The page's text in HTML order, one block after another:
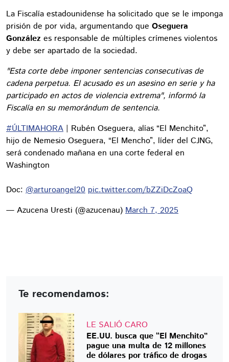
La Fiscalía estadounidense ha solicitado que se le imponga
prisión de por vida, argumentando que Oseguera
González es responsable de múltiples crímenes violentos
y debe ser apartado de la sociedad.
"Esta corte debe imponer sentencias consecutivas de
cadena perpetua. El acusado es un asesino en serie y ha
participado en actos de violencia extrema", informó la
Fiscalía en su memorándum de sentencia.
#ÚLTIMAHORA | Rubén Oseguera, alías “El Menchito”,
hijo de Nemesio Oseguera, “El Mencho”, líder del CJNG,
será condenado mañana en una corte federal en
Washington
Doc: @arturoangel20 pic.twitter.com/bZZiDcZoaQ
— Azucena Uresti (@azucenau) March 7, 2025
Te recomendamos:
LE SALIÓ CARO
EE.UU. busca que “El Menchito”
pague una multa de 12 millones
de dólares por tráfico de drogas